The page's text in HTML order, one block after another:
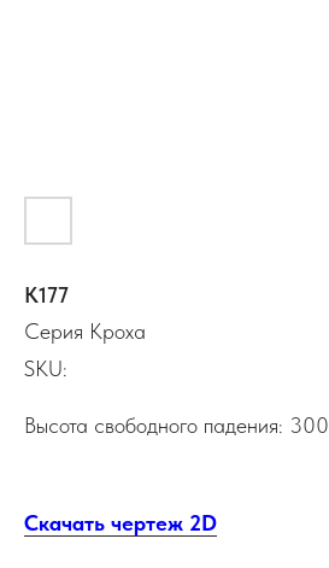
К177
Серия Кроха
SKU:
Высота свободного падения:
Скачать чертеж 2D